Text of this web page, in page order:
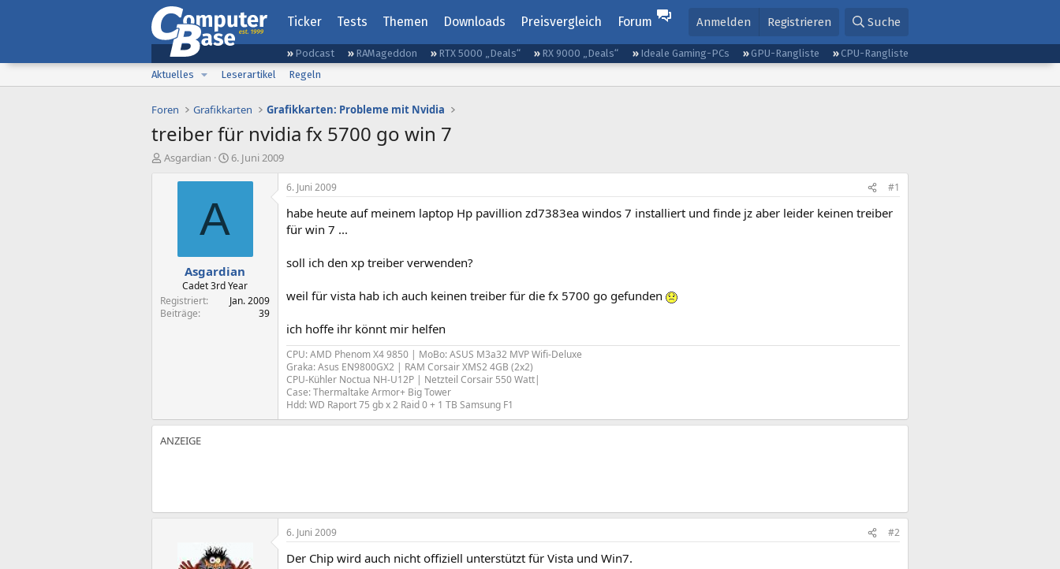
Ticker Tests Themen Downloads Preisvergleich Forum Anmelden Registrieren Suche
Podcast RAMageddon RTX 5000 „Deals“ RX 9000 „Deals“ Ideale Gaming-PCs GPU-Rangliste
CPU-Rangliste
Aktuelles
Leserartikel Regeln
Foren Grafikkarten Grafikkarten: Probleme mit Nvidia
treiber für nvidia fx 5700 go win 7
E
Asgardian
E
s
t
a
m
6. Juni 2009
A
Asgardian
Cadet 3rd Year
Registriert
Jan. 2009
Beiträge
39
6. Juni 2009 #1
habe heute auf meinem laptop Hp pavillion zd7383ea windos 7 installiert und finde jz aber leider keinen treiber
für win 7 ...
soll ich den xp treiber verwenden?
weil für vista hab ich auch keinen treiber für die fx 5700 go gefunden
ich hoffe ihr könnt mir helfen
CPU: AMD Phenom X4 9850 | MoBo: ASUS M3a32 MVP Wifi-Deluxe
Graka: Asus EN9800GX2 | RAM Corsair XMS2 4GB (2x2)
CPU-Kühler Noctua NH-U12P | Netzteil Corsair 550 Watt|
Case: Thermaltake Armor+ Big Tower
Hdd: WD Raport 75 gb x 2 Raid 0 + 1 TB Samsung F1
6. Juni 2009 #2
Der Chip wird auch nicht offiziell unterstützt für Vista und Win7.